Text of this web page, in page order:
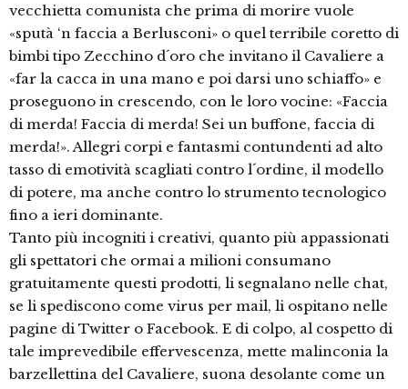
vecchietta comunista che prima di morire vuole
«sputà ‘n faccia a Berlusconi» o quel terribile coretto di
bimbi tipo Zecchino d´oro che invitano il Cavaliere a
«far la cacca in una mano e poi darsi uno schiaffo» e
proseguono in crescendo, con le loro vocine: «Faccia
di merda! Faccia di merda! Sei un buffone, faccia di
merda!». Allegri corpi e fantasmi contundenti ad alto
tasso di emotività scagliati contro l´ordine, il modello
di potere, ma anche contro lo strumento tecnologico
fino a ieri dominante.
Tanto più incogniti i creativi, quanto più appassionati
gli spettatori che ormai a milioni consumano
gratuitamente questi prodotti, li segnalano nelle chat,
se li spediscono come virus per mail, li ospitano nelle
pagine di Twitter o Facebook. E di colpo, al cospetto di
tale imprevedibile effervescenza, mette malinconia la
barzellettina del Cavaliere, suona desolante come un